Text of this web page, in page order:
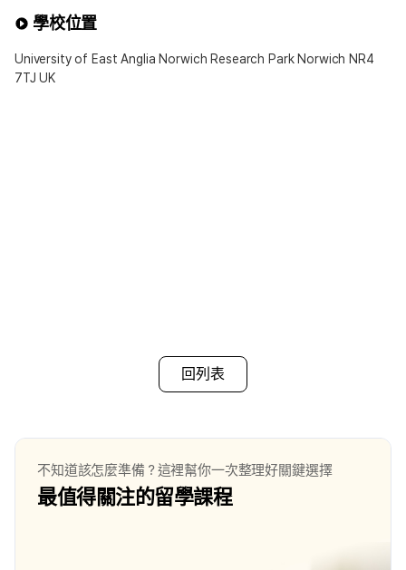
學校位置
University of East Anglia Norwich Research Park Norwich NR4
7TJ UK
回列表
不知道該怎麼準備？這裡幫你一次整理好關鍵選擇
最值得關注的留學課程